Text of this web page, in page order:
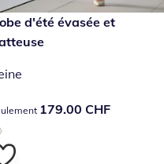
CHF
d'été évasée et
CHF
179.00 CHF